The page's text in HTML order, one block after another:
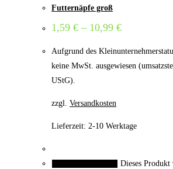
Futternäpfe groß
1,59 € – 10,99 €
Aufgrund des
keine MwSt. ausgewiesen
UStG).
zzgl. Versandkosten
Lieferzeit: 2-10 Werktage
Dieses Produkt